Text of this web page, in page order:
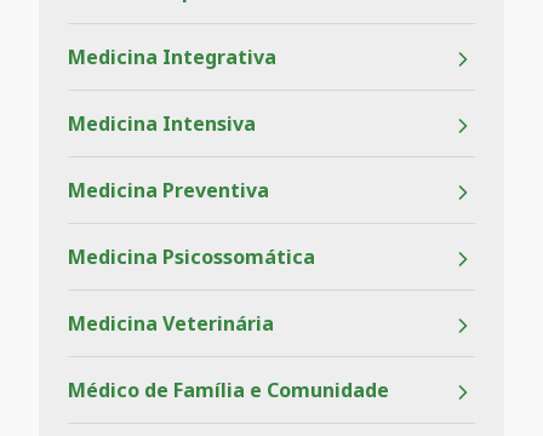
Medicina Integrativa
Medicina Intensiva
Medicina Preventiva
Medicina Psicossomática
Medicina Veterinária
Médico de Família e Comunidade